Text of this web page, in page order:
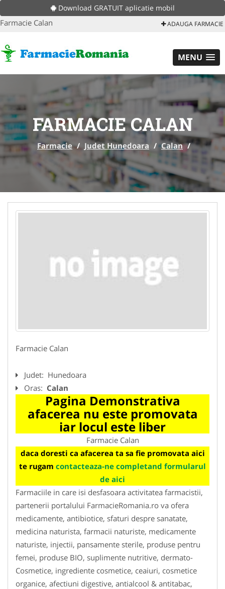
Download GRATUIT aplicatie mobil
Farmacie Calan ADAUGA FARMACIE
MENU
FARMACIE CALAN
Farmacie / Judet Hunedoara / Calan /
Farmacie Calan
Judet: Hunedoara
Oras: Calan
Pagina Demonstrativa
afacerea nu este promovata
iar locul este liber
Farmacie Calan
daca doresti ca afacerea ta sa fie promovata aici
te rugam contacteaza-ne completand formularul
de aici
Farmaciile in care isi desfasoara activitatea farmacistii,
partenerii portalului FarmacieRomania.ro va ofera
medicamente, antibiotice, sfaturi despre sanatate,
medicina naturista, farmacii naturiste, medicamente
naturiste, injectii, pansamente sterile, produse pentru
femei, produse BIO, suplimente nutritive, dermato-
Cosmetice, ingrediente cosmetice, ceaiuri, cosmetice
organice, afectiuni digestive, antialcool & antitabac,